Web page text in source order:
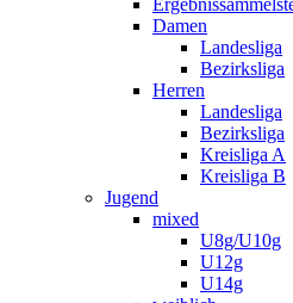
Damen
Landesliga
Bezirksliga
Herren
Landesliga
Bezirksliga
Kreisliga A
Kreisliga B
Jugend
mixed
U8g/U10g
U12g
U14g